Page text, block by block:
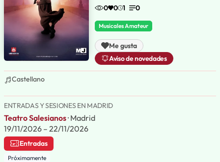
0 0 1 0
Musicales Amateur
Me gusta
Aviso de novedades
Castellano
ENTRADAS Y SESIONES EN MADRID
Teatro Salesianos· Madrid
19/11/2026 – 22/11/2026
Entradas
Próximamente